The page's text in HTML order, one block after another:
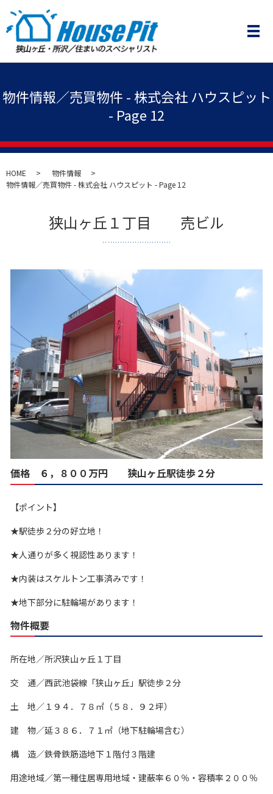
メ
物件情報／売買物件 - 株式会社 ハウスピット
- Page 12
HOME
物件情報
物件情報／売買物件 - 株式会社 ハウスピット - Page 12
狭山ヶ丘１丁目 売ビル
価格 ６，８００万円 狭山ヶ丘駅徒歩２分
【ポイント】
★駅徒歩２分の好立地！
★人通りが多く視認性あります！
★内装はスケルトン工事済みです！
★地下部分に駐輪場があります！
物件概要
所在地／所沢狭山ヶ丘１丁目
交 通／西武池袋線「狭山ヶ丘」駅徒歩２分
土 地／１９４．７８㎡（５８．９２坪）
建 物／延３８６．７１㎡（地下駐輪場含む）
構 造／鉄骨鉄筋造地下１階付３階建
用途地域／第一種住居専用地域・建蔽率６０％・容積率２００％